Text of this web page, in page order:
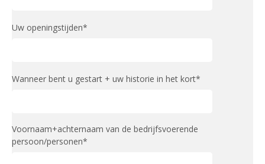
Uw openingstijden*
Wanneer bent u gestart + uw historie in het kort*
Voornaam+achternaam van de bedrijfsvoerende
persoon/personen*